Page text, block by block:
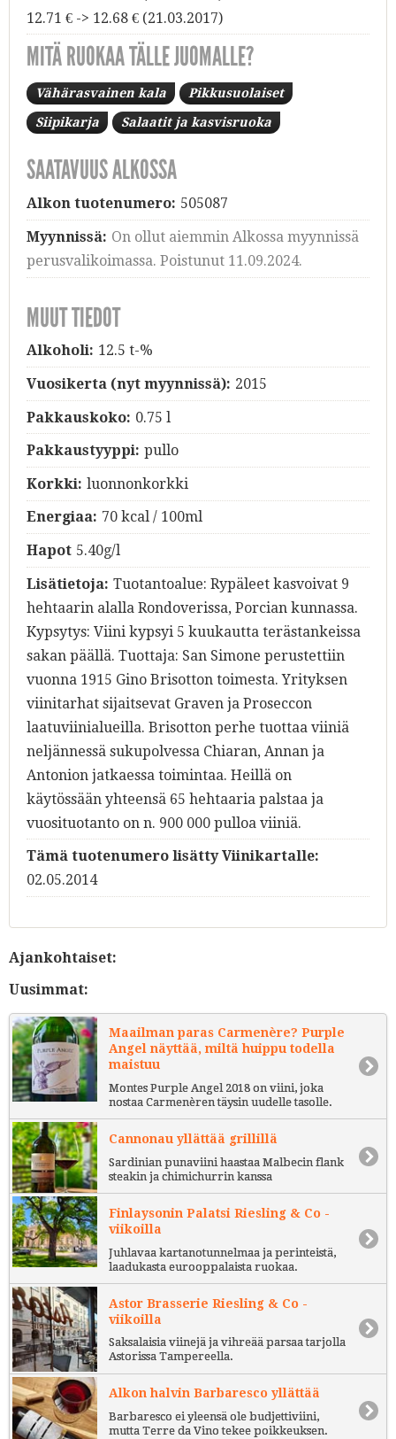
12.71 € -> 12.68 € (21.03.2017)
MITÄ RUOKAA TÄLLE JUOMALLE?
Vähärasvainen kala Pikkusuolaiset
Siipikarja Salaatit ja kasvisruoka
SAATAVUUS ALKOSSA
Alkon tuotenumero: 505087
Myynnissä: On ollut aiemmin Alkossa myynnissä
perusvalikoimassa. Poistunut 11.09.2024.
MUUT TIEDOT
Alkoholi: 12.5 t-%
Vuosikerta (nyt myynnissä): 2015
Pakkauskoko: 0.75 l
Pakkaustyyppi: pullo
Korkki: luonnonkorkki
Energiaa: 70 kcal / 100ml
Hapot 5.40g/l
Lisätietoja: Tuotantoalue: Rypäleet kasvoivat 9
hehtaarin alalla Rondoverissa, Porcian kunnassa.
Kypsytys: Viini kypsyi 5 kuukautta terästankeissa
sakan päällä. Tuottaja: San Simone perustettiin
vuonna 1915 Gino Brisotton toimesta. Yrityksen
viinitarhat sijaitsevat Graven ja Proseccon
laatuviinialueilla. Brisotton perhe tuottaa viiniä
neljännessä sukupolvessa Chiaran, Annan ja
Antonion jatkaessa toimintaa. Heillä on
käytössään yhteensä 65 hehtaaria palstaa ja
vuosituotanto on n. 900 000 pulloa viiniä.
Tämä tuotenumero lisätty Viinikartalle:
02.05.2014
Ajankohtaiset:
Uusimmat:
Maailman paras Carmenère? Purple
Angel näyttää, miltä huippu todella
maistuu
Montes Purple Angel 2018 on viini, joka
nostaa Carmenèren täysin uudelle tasolle.
Cannonau yllättää grillillä
Sardinian punaviini haastaa Malbecin flank
steakin ja chimichurrin kanssa
Finlaysonin Palatsi Riesling & Co -
viikoilla
Juhlavaa kartanotunnelmaa ja perinteistä,
laadukasta eurooppalaista ruokaa.
Astor Brasserie Riesling & Co -
viikoilla
Saksalaisia viinejä ja vihreää parsaa tarjolla
Astorissa Tampereella.
Alkon halvin Barbaresco yllättää
Barbaresco ei yleensä ole budjettiviini,
mutta Terre da Vino tekee poikkeuksen.